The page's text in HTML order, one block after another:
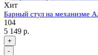
Хит
Барный стул на механизме
104
5 149 р.
+
-